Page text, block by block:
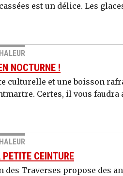
est un délice. Les
NOCTURNE !
culturelle et une boisson
Certes, il vous faudra
CEINTURE
des Traverses propose des